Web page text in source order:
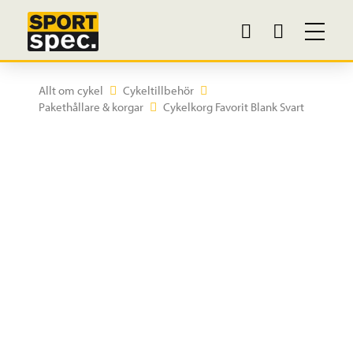
Allt om cykel
Cykeltillbehör
Pakethållare & korgar
Cykelkorg Favorit Blank Svart